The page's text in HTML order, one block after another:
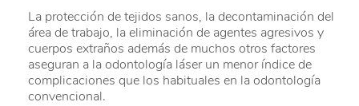
La protección de tejidos sanos, la decontaminación del
área de trabajo, la eliminación de agentes agresivos y
cuerpos extraños además de muchos otros factores
aseguran a la odontología láser un menor índice de
complicaciones que los habituales en la odontología
convencional.